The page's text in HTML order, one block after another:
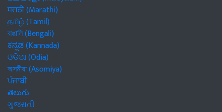
मराठी (Marathi)
தமிழ் (Tamil)
বাঙালি (Bengali)
ಕನ್ನಡ (Kannada)
ଓଡିଆ (Odia)
অসমীয়া (Asomiya)
ਪੰਜਾਬੀ
తెలుగు
ગુજરાતી